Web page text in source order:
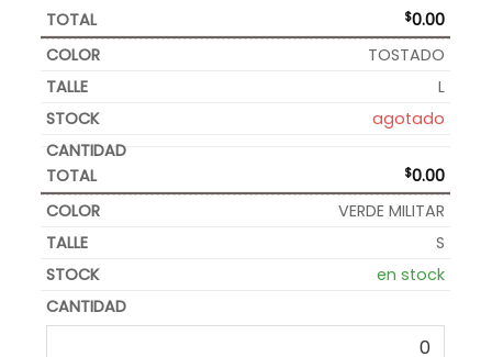
$0.00
TOSTADO
L
agotado
$0.00
VERDE MILITAR
S
en stock